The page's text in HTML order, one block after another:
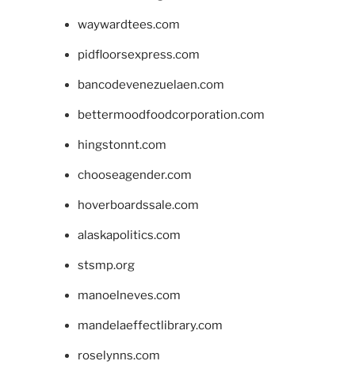
waywardtees.com
pidfloorsexpress.com
bancodevenezuelaen.com
bettermoodfoodcorporation.com
hingstonnt.com
chooseagender.com
hoverboardssale.com
alaskapolitics.com
stsmp.org
manoelneves.com
mandelaeffectlibrary.com
roselynns.com